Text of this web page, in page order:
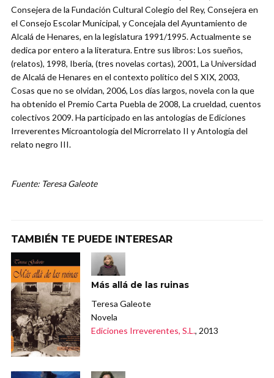
Consejera de la Fundación Cultural Colegio del Rey, Consejera en
el Consejo Escolar Municipal, y Concejala del Ayuntamiento de
Alcalá de Henares, en la legislatura 1991/1995. Actualmente se
dedica por entero a la literatura. Entre sus libros: Los sueños,
(relatos), 1998, Iberia, (tres novelas cortas), 2001, La Universidad
de Alcalá de Henares en el contexto político del S XIX, 2003,
Cosas que no se olvidan, 2006, Los días largos, novela con la que
ha obtenido el Premio Carta Puebla de 2008, La crueldad, cuentos
colectivos 2009. Ha participado en las antologías de Ediciones
Irreverentes Microantología del Microrrelato II y Antología del
relato negro III.
Fuente: Teresa Galeote
TAMBIÉN TE PUEDE INTERESAR
Más allá de las ruinas
Teresa Galeote
Novela
Ediciones Irreverentes, S.L., 2013